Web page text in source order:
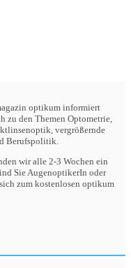
optikum informiert
den Themen Optometrie,
vergrößernde
Berufspolitik.
wir alle 2-3 Wochen ein
Sie AugenoptikerIn oder
zum kostenlosen optikum